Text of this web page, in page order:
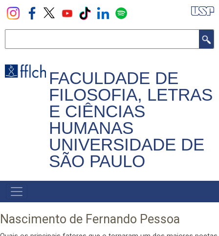
Pular
para
principal
FACULDADE DE
FILOSOFIA, LETRAS
E CIÊNCIAS
HUMANAS
UNIVERSIDADE DE
SÃO PAULO
NAVEGADOR
PRINCIPAL
Nascimento de Fernando Pessoa